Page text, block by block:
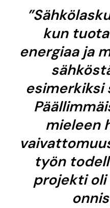
kun
energiaa ja
esimerkiksi
mieleen
työn
projekti oli